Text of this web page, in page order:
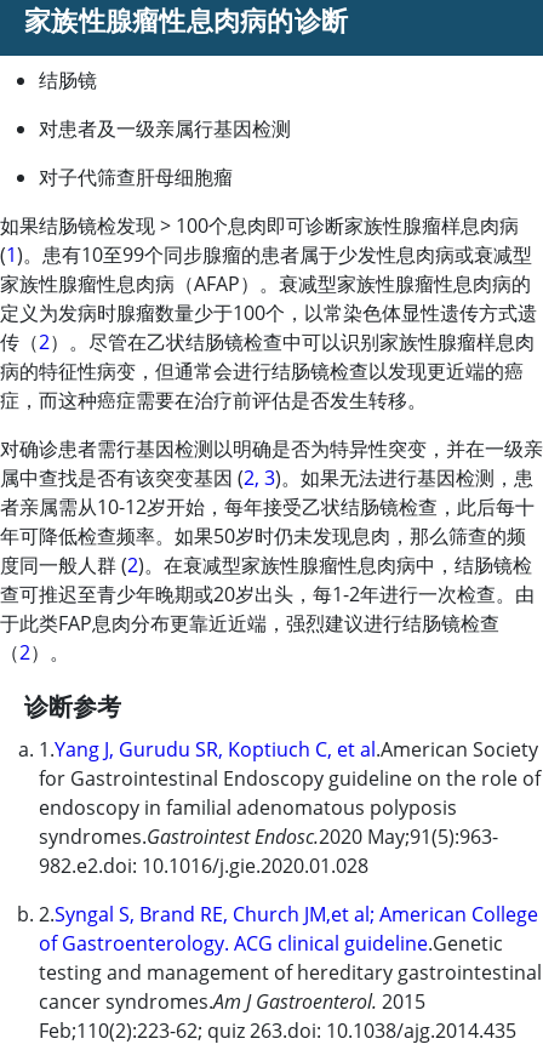
家族性腺瘤性息肉病的诊断
结肠镜
对患者及一级亲属行基因检测
对子代筛查肝母细胞瘤
如果结肠镜检发现> 100个息肉即可诊断家族性腺瘤样息肉病
(1)。患有10至99个同步腺瘤的患者属于少发性息肉病或衰减型
家族性腺瘤性息肉病（AFAP）。衰减型家族性腺瘤性息肉病的
定义为发病时腺瘤数量少于100个，以常染色体显性遗传方式遗
传（2）。尽管在乙状结肠镜检查中可以识别家族性腺瘤样息肉
病的特征性病变，但通常会进行结肠镜检查以发现更近端的癌
症，而这种癌症需要在治疗前评估是否发生转移。
对确诊患者需行基因检测以明确是否为特异性突变，并在一级亲
属中查找是否有该突变基因 (2, 3)。如果无法进行基因检测，患
者亲属需从10-12岁开始，每年接受乙状结肠镜检查，此后每十
年可降低检查频率。如果50岁时仍未发现息肉，那么筛查的频
度同一般人群 (2)。在衰减型家族性腺瘤性息肉病中，结肠镜检
查可推迟至青少年晚期或20岁出头，每1-2年进行一次检查。由
于此类FAP息肉分布更靠近近端，强烈建议进行结肠镜检查
（2）。
诊断参考
1.Yang J, Gurudu SR, Koptiuch C, et al.American Society
for Gastrointestinal Endoscopy guideline on the role of
endoscopy in familial adenomatous polyposis
syndromes.Gastrointest Endosc.2020 May;91(5):963-
982.e2.doi: 10.1016/j.gie.2020.01.028
2.Syngal S, Brand RE, Church JM,et al; American College
of Gastroenterology. ACG clinical guideline.Genetic
testing and management of hereditary gastrointestinal
cancer syndromes.Am J Gastroenterol. 2015
Feb;110(2):223-62; quiz 263.doi: 10.1038/ajg.2014.435